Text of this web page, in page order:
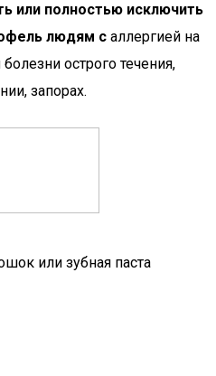
или полностью исключить
людям с аллергией на
острого течения,
запорах.
или зубная паста